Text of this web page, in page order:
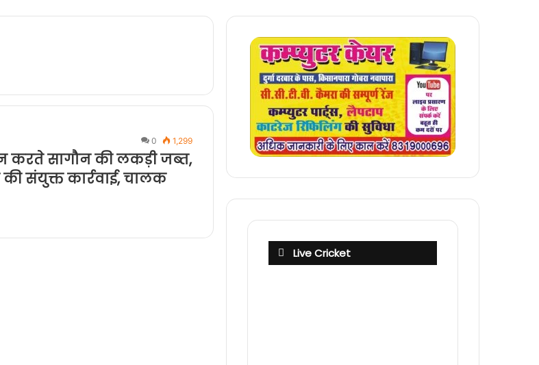
0 1,299
करते सागौन की लकड़ी जब्त,
संयुक्त कार्रवाई, चालक
Live Cricket